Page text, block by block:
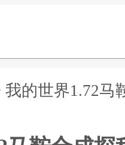
我的世界1.72马